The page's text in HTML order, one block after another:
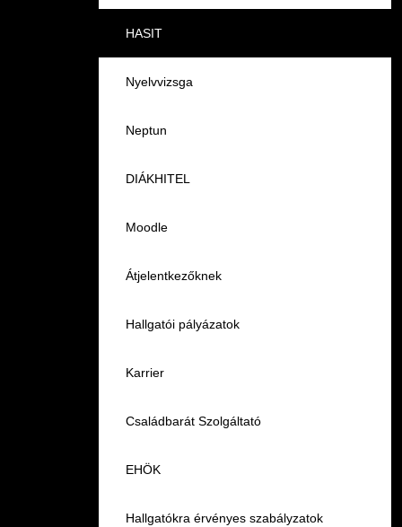
Pályaorientációs tanácsadás
MTMI Szakok
Sportolóként egyetemista
HASIT
Nyelvvizsga
Neptun
DIÁKHITEL
Moodle
Átjelentkezőknek
Hallgatói pályázatok
Karrier
Családbarát Szolgáltató
EHÖK
Hallgatókra érvényes szabályzatok